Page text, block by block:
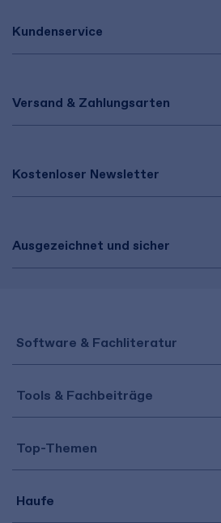
Kundenservice
Versand & Zahlungsarten
Kostenloser Newsletter
Ausgezeichnet und sicher
Software & Fachliteratur
Tools & Fachbeiträge
Top-Themen
Haufe